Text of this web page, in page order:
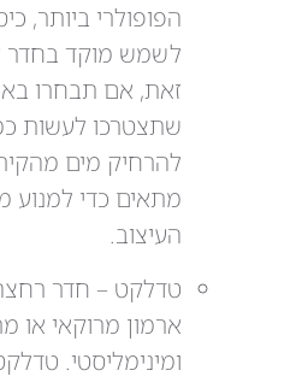
הפופולרי ביותר,
לשמש מוקד בחדר
זאת, אם תבחרו
שתצטרכו לעשות
להרחיק מים מהקיר
מתאים כדי למנוע
העיצוב.
טדלקט – חדר
ארמון מרוקאי או
ומינימליסטי.